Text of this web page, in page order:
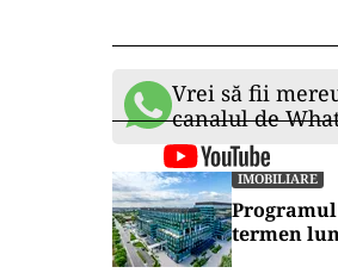
Vrei să fii
canalul de
IMOBILIARE
termen